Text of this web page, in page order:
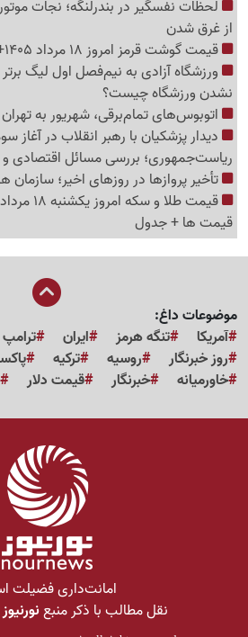
لحظات نفسگیر در بندرلنگه؛ نجات
از غرق شدن
قیمت گوشت قرمز امروز 18 مرداد 1405+ جدول قیمت ها
ورزشگاه آزادی به نیم‌فصل اول لیگ
نشدن ورزشگاه چیست؟
اتوبوس‌های تمام‌برقی، شهریور به
دیدار پزشکیان با رهبر انقلاب در آغاز
ریاست‌جمهوری؛ بررسی مسائل اقتصادی
تأخیر پروازها در روزهای اخیر؛ سازمان
قیمت ها + جدول
موضوعات داغ:
آمریکا
تنگه هرمز ایران ترامپ
روز خبرنگار
روسیه ترکیه
خاورمیانه
خبرنگار قیمت دلار
امانت‌داری فضیلت
نقل مطالب با ذکر منبعنورنیوز